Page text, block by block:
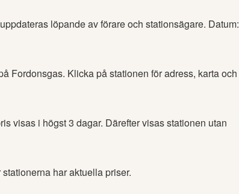
löpande av förare och stationsägare. Datum:
Fordonsgas. Klicka på stationen för adress, karta och
visas i högst 3 dagar. Därefter visas stationen utan
har aktuella priser.